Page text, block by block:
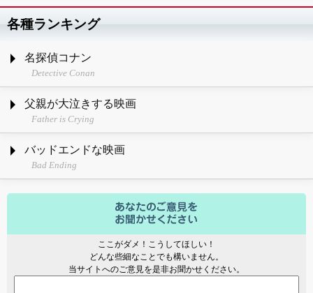
各種ランキング
名探偵コナン
Detective Conan
父親が大泣きする映画
Father is Crying
バッドエンドな映画
Bad Ending
ここがダメ！こうしてほしい！
どんな些細なことでも構いません。
当サイトへのご意見を是非お聞かせください。